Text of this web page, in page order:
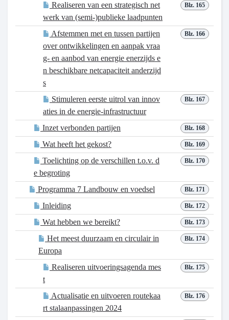
Blz. 165
Realiseren van een strategisch net
werk van (semi-)publieke laadpunten
Blz. 166
Afstemmen met en tussen partijen
over ontwikkelingen en aanpak vraa
g- en aanbod van energie enerzijds e
n beschikbare netcapaciteit anderzijd
s
Blz. 167
Stimuleren eerste uitrol van innov
aties in de energie-infrastructuur
Blz. 168
Inzet verbonden partijen
Blz. 169
Wat heeft het gekost?
Blz. 170
Toelichting op de verschillen t.o.v. d
e begroting
Blz. 171
Programma 7 Landbouw en voedsel
Blz. 172
Inleiding
Blz. 173
Wat hebben we bereikt?
Blz. 174
Het meest duurzaam en circulair in
Europa
Blz. 175
Realiseren uitvoeringsagenda mes
t
Blz. 176
Actualisatie en uitvoeren routekaa
rt stalaanpassingen 2024